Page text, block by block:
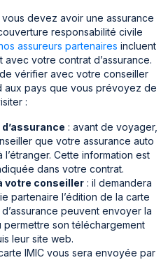
devez avoir une assurance
responsabilité civile
assureurs partenaires incluent
votre contrat d’assurance.
vérifier avec votre conseiller
aux pays que vous prévoyez de
:
: avant de voyager,
que votre assurance auto
l’étranger. Cette information est
dans votre contrat.
votre conseiller: il demandera
partenaire l’édition de la carte
peuvent envoyer la
son téléchargement
leur site web.
IMIC vous sera envoyée par